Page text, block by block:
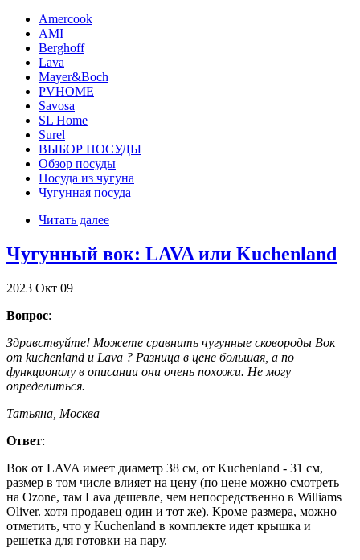
Amercook
AMI
Berghoff
Lava
Mayer&Boch
PVHOME
Savosa
SL Home
Surel
ВЫБОР ПОСУДЫ
Обзор посуды
Посуда из чугуна
Чугунная посуда
Читать далее
Чугунный вок: LAVA или Kuchenland
2023 Окт 09
Вопрос:
Здравствуйте! Можете сравнить чугунные сковороды Вок
от kuchenland и Lava ? Разница в цене большая, а по
функционалу в описании они очень похожи. Не могу
определиться.
Татьяна, Москва
Ответ:
Вок от LAVA имеет диаметр 38 см, от Kuchenland - 31 см,
размер в том числе влияет на цену (по цене можно смотреть
на Ozone, там Lava дешевле, чем непосредственно в Williams
Oliver. хотя продавец один и тот же). Кроме размера, можно
отметить, что у Kuchenland в комплекте идет крышка и
решетка для готовки на пару.